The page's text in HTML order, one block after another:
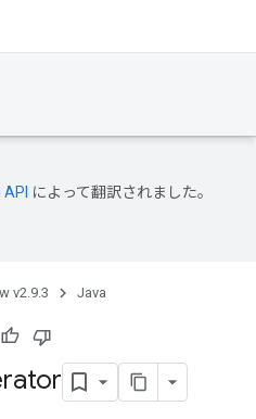
によって翻訳されました。
v2.9.3 Java